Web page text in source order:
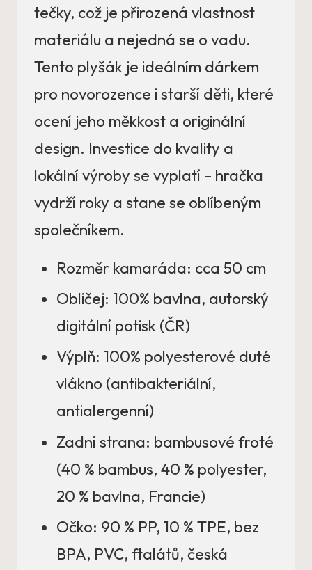
tečky, což je přirozená vlastnost
materiálu a nejedná se o vadu.
Tento plyšák je ideálním dárkem
pro novorozence i starší děti, které
ocení jeho měkkost a originální
design. Investice do kvality a
lokální výroby se vyplatí – hračka
vydrží roky a stane se oblíbeným
společníkem.
Rozměr kamaráda: cca 50 cm
Obličej: 100% bavlna, autorský
digitální potisk (ČR)
Výplň: 100% polyesterové duté
vlákno (antibakteriální,
antialergenní)
Zadní strana: bambusové froté
(40 % bambus, 40 % polyester,
20 % bavlna, Francie)
Očko: 90 % PP, 10 % TPE, bez
BPA, PVC, ftalátů, česká